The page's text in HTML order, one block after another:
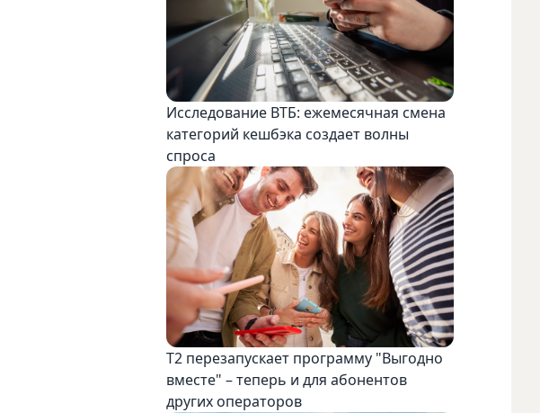
Исследование ВТБ: ежемесячная смена
категорий кешбэка создает волны
спроса
Т2 перезапускает программу "Выгодно
вместе" – теперь и для абонентов
других операторов